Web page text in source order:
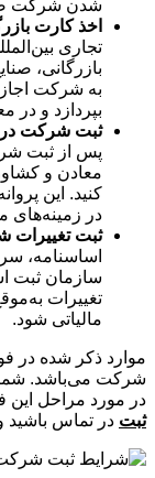
شدن شرکت
اخذ کارت
تجاری
بازرگانی،
به شرکت
بپردازد و در
ثبت شرکت در
پس از ثبت
معادن و
کنید. این
در
ثبت
اساسنامه،
سازمان ثبت
تغییرات
مالیاتی شود.
موارد ذکر شده در
شرکت می‌باشد. شما
در مورد مراحل این
ثبت در تماس باشید